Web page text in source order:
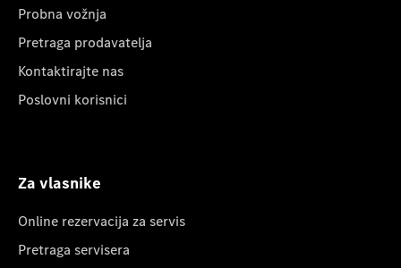
Probna vožnja
Pretraga prodavatelja
Kontaktirajte nas
Poslovni korisnici
Za vlasnike
Online rezervacija za servis
Pretraga servisera